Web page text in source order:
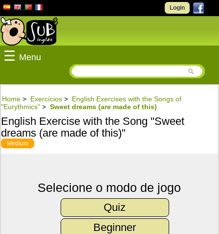
Login
☰ Menu
Home > Exercícios > English Exercises with the Songs of
"Eurythmics" > Sweet dreams (are made of this)
English Exercise with the Song "Sweet
dreams (are made of this)"
Medium
Selecione o modo de jogo
Quiz
Beginner